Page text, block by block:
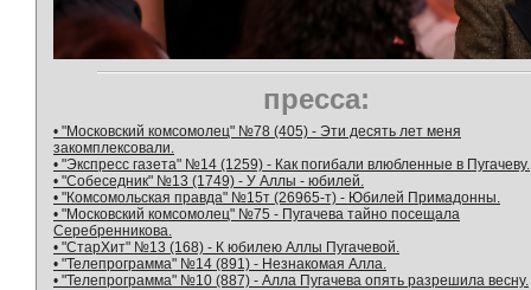
пресса:
• "Московский комсомолец" №78 (405) - Эти десять лет меня
закомплексовали.
• "Экспресс газета" №14 (1259) - Как погибали влюбленные в Пугачеву.
• "Собеседник" №13 (1749) - У Аллы - юбилей.
• "Комсомольская правда" №15т (26965-т) - Юбилей Примадонны.
• "Московский комсомолец" №75 - Пугачева тайно посещала
Серебренникова.
• "СтарХит" №13 (168) - К юбилею Аллы Пугачевой.
• "Телепрограмма" №14 (891) - Незнакомая Алла.
• "Телепрограмма" №10 (887) - Алла Пугачева опять разрешила весну.